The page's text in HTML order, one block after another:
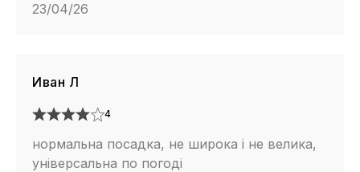
23/04/26
Иван Л
4
нормальна посадка, не широка і не велика,
універсальна по погоді